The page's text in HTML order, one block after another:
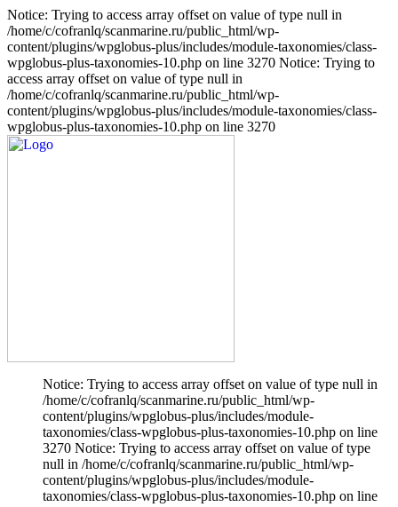
Notice: Trying to access array offset on value of type null in
/home/c/cofranlq/scanmarine.ru/public_html/wp-
content/plugins/wpglobus-plus/includes/module-taxonomies/class-
wpglobus-plus-taxonomies-10.php on line 3270 Notice: Trying to
access array offset on value of type null in
/home/c/cofranlq/scanmarine.ru/public_html/wp-
content/plugins/wpglobus-plus/includes/module-taxonomies/class-
wpglobus-plus-taxonomies-10.php on line 3270
Notice: Trying to access array offset on value of type null in
/home/c/cofranlq/scanmarine.ru/public_html/wp-
content/plugins/wpglobus-plus/includes/module-
taxonomies/class-wpglobus-plus-taxonomies-10.php on line
3270 Notice: Trying to access array offset on value of type
null in /home/c/cofranlq/scanmarine.ru/public_html/wp-
content/plugins/wpglobus-plus/includes/module-
taxonomies/class-wpglobus-plus-taxonomies-10.php on line